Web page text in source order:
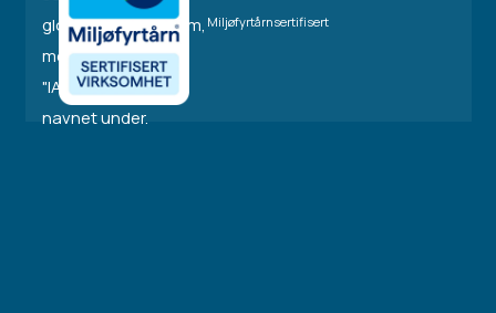
Miljøfyrtårnsertifisert